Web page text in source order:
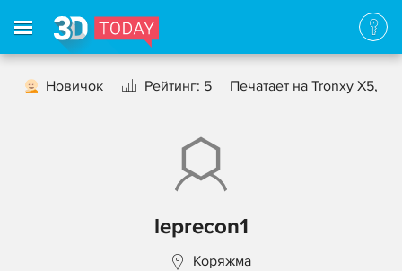
Новичок Рейтинг: 5 Печатает на Tronxy X5,
leprecon1
Коряжма